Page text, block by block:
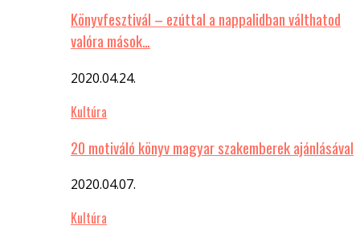
Könyvfesztivál – ezúttal a nappalidban válthatod
valóra mások…
2020.04.24.
Kultúra
20 motiváló könyv magyar szakemberek ajánlásával
2020.04.07.
Kultúra